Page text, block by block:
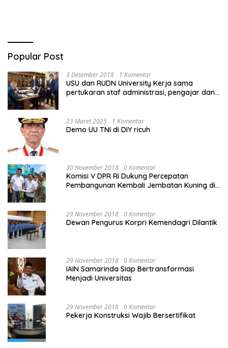
Popular Post
3 Desember 2018 1 Komentar
USU dan RUDN University Kerja sama
pertukaran staf administrasi, pengajar dan
23 Maret 2025 1 Komentar
Demo UU TNI di DIY ricuh
30 November 2018 0 Komentar
Komisi V DPR RI Dukung Percepatan
Pembangunan Kembali Jembatan Kuning di
29 November 2018 0 Komentar
Dewan Pengurus Korpri Kemendagri Dilantik
29 November 2018 0 Komentar
IAIN Samarinda Siap Bertransformasi
Menjadi Universitas
29 November 2018 0 Komentar
Pekerja Konstruksi Wajib Bersertifikat